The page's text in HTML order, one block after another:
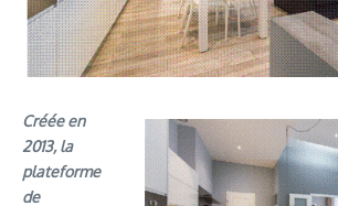
Créée en
2013, la
plateforme
de